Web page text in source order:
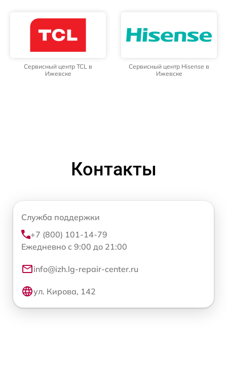
Сервисный центр TCL в
Ижевске
Сервисный центр Hisense в
Ижевске
Контакты
Служба поддержки
+7 (800) 101-14-79
Ежедневно с 9:00 до 21:00
info@izh.lg-repair-center.ru
ул. Кирова, 142